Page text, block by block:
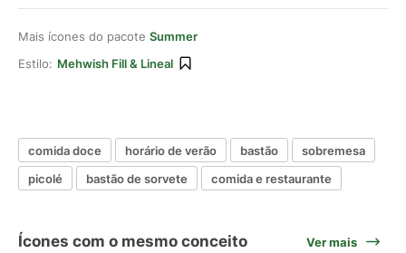
Mais ícones do pacote Summer
Estilo: Mehwish Fill & Lineal
comida doce horário de verão bastão
sobremesa
picolé
bastão de sorvete comida e restaurante
Ícones com o mesmo conceito Ver mais